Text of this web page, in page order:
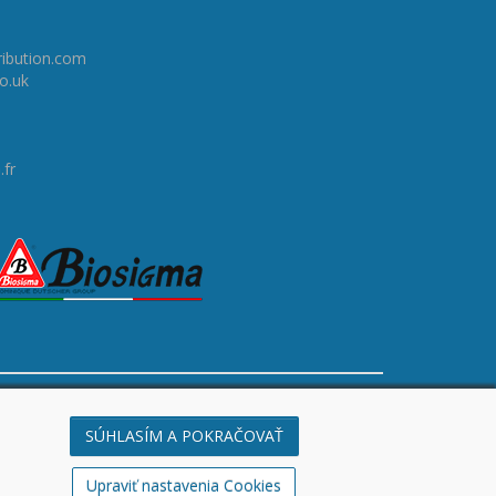
DUFEKSOFT -tvorba webstránok, vývoj aplikácií a softvéru na mieru
SÚHLASÍM A POKRAČOVAŤ
Upraviť nastavenia Cookies